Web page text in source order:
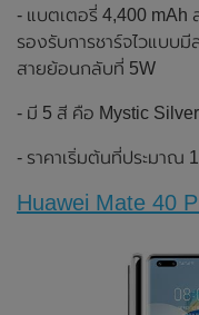
- แบตเตอรี่ 4,400 mAh
รองรับการชาร์จไวแบบมี
สายย้อนกลับที่ 5W
- มี 5 สี คือ Mystic
- ราคาเริ่มต้นที่ประมาณ
Huawei Mate 40